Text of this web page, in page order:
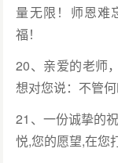
量无限！师恩难
福！
20、亲爱的老师
想对您说：不管
21、一份诚挚的
悦,您的愿望,在您